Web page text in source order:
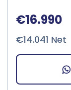
€16.990
€14.041 Net